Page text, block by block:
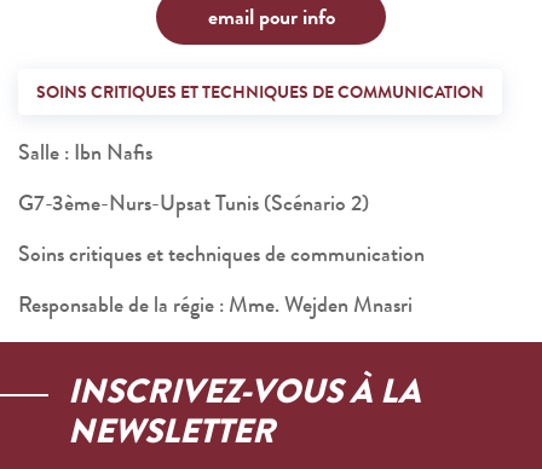
email pour info
SOINS CRITIQUES ET TECHNIQUES DE COMMUNICATION
Salle : Ibn Nafis
G7-3ème-Nurs-Upsat Tunis (Scénario 2)
Soins critiques et techniques de communication
Responsable de la régie : Mme. Wejden Mnasri
INSCRIVEZ-VOUS À LA
NEWSLETTER